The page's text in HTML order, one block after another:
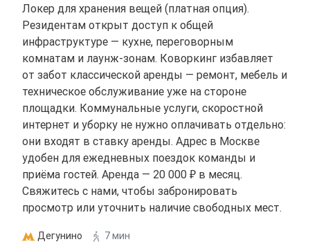
Локер для хранения вещей (платная опция).
Резидентам открыт доступ к общей
инфраструктуре — кухне, переговорным
комнатам и лаунж-зонам. Коворкинг избавляет
от забот классической аренды — ремонт, мебель и
техническое обслуживание уже на стороне
площадки. Коммунальные услуги, скоростной
интернет и уборку не нужно оплачивать отдельно:
они входят в ставку аренды. Адрес в Москве
удобен для ежедневных поездок команды и
приёма гостей. Аренда — 20 000 ₽ в месяц.
Свяжитесь с нами, чтобы забронировать
просмотр или уточнить наличие свободных мест.
Дегунино
7 мин